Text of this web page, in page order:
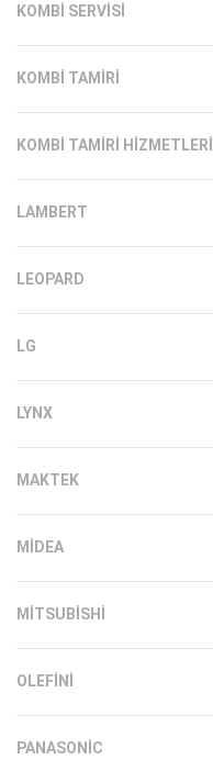
KOMBI SERVISI
KOMBI TAMIRI
KOMBI TAMIRI HIZMETLERI
LAMBERT
LEOPARD
LG
LYNX
MAKTEK
MIDEA
MITSUBISHI
OLEFINI
PANASONIC